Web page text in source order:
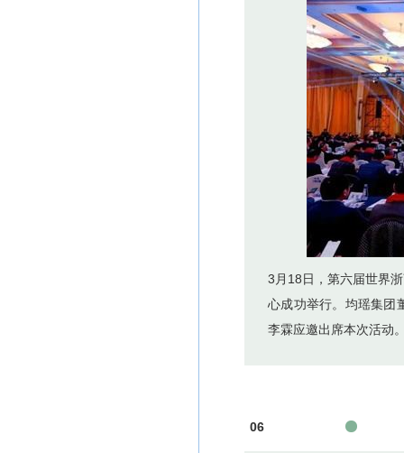
3月18日，第六届世界
心成功举行。均瑶集团
李霖应邀出席本次活动
06